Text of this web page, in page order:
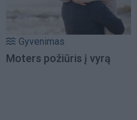
Gyvenimas
Moters požiūris į vyrą